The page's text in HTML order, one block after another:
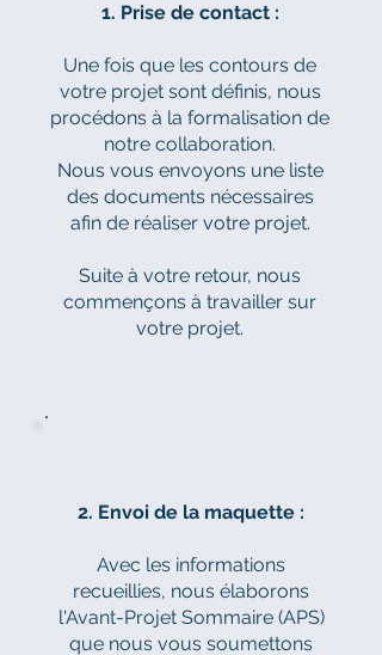
1. Prise de contact :
Une fois que les contours de
votre projet sont définis, nous
procédons à la formalisation de
notre collaboration.
Nous vous envoyons une liste
des documents nécessaires
afin de réaliser votre projet.
Suite à votre retour, nous
commençons à travailler sur
votre projet.
2. Envoi de la maquette :
Avec les informations
recueillies, nous élaborons
l'Avant-Projet Sommaire (APS)
que nous vous soumettons